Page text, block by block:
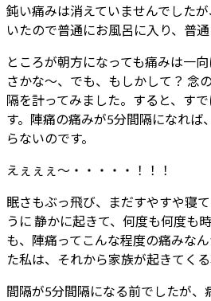
鈍い痛みは消えていませんでした
いたので普通にお風呂に入り、普通
ところが朝方になっても痛みは一
さかな～、でも、もしかして？ 念
隔を計ってみました。すると、す
す。陣痛の痛みが5分間隔になれば
らないのです。
えぇぇぇ～・・・・・！！！
眠さもぶっ飛び、まだすやすや寝
うに 静かに起きて、何度も何度も
も、陣痛ってこんな程度の痛みな
た私は、それから家族が起きてくる
間隔が5分間隔になる前でしたが、